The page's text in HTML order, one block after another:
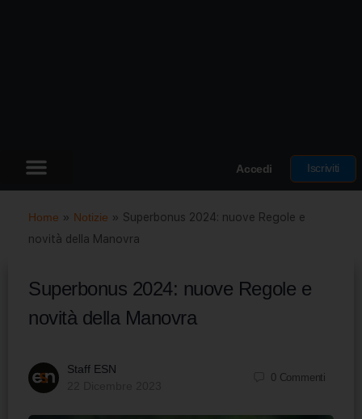
Accedi Iscriviti
Home » Notizie » Superbonus 2024: nuove Regole e
novità della Manovra
Superbonus 2024: nuove Regole e
novità della Manovra
Staff ESN
0 Commenti